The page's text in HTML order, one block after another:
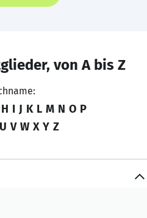
von A bis Z
H I J K L M N O P
U V W X Y Z